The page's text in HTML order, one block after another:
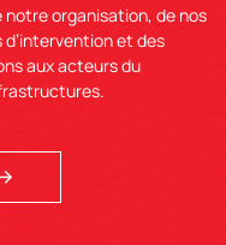
notre organisation, de nos
et des
aux acteurs du